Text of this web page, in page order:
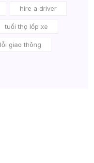
hire a driver
tuổi thọ lốp xe
lỗi giao thông